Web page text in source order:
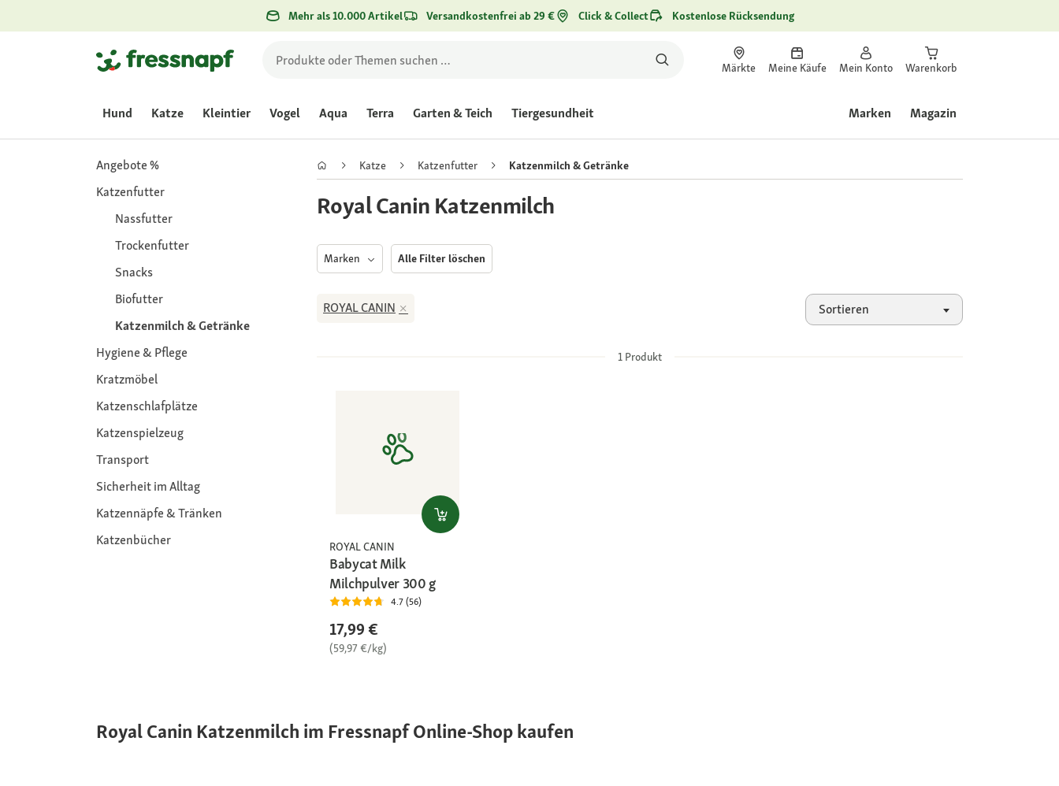
Mehr als 10.000 Artikel Versandkostenfrei ab 29 € Click & Collect Kostenlose Rücksendung
Märkte Meine Käufe Mein Konto Warenkorb
Hund Katze Kleintier Vogel Aqua Terra Garten & Teich Tiergesundheit Marken Magazin
Angebote %
Katzenfutter
Nassfutter
Trockenfutter
Snacks
Biofutter
Katzenmilch & Getränke
Hygiene & Pflege
Kratzmöbel
Katzenschlafplätze
Katzenspielzeug
Transport
Sicherheit im Alltag
Katzennäpfe & Tränken
Katzenbücher
Katze Katzenfutter Katzenmilch & Getränke
Royal Canin Katzenmilch
Marken Alle Filter löschen
Sortieren
ROYAL CANIN
1 Produkt
ROYAL CANIN
Babycat Milk
Milchpulver 300 g
4.7 (56)
17,99 €
(59,97 €/kg)
Royal Canin Katzenmilch im Fressnapf Online-Shop kaufen